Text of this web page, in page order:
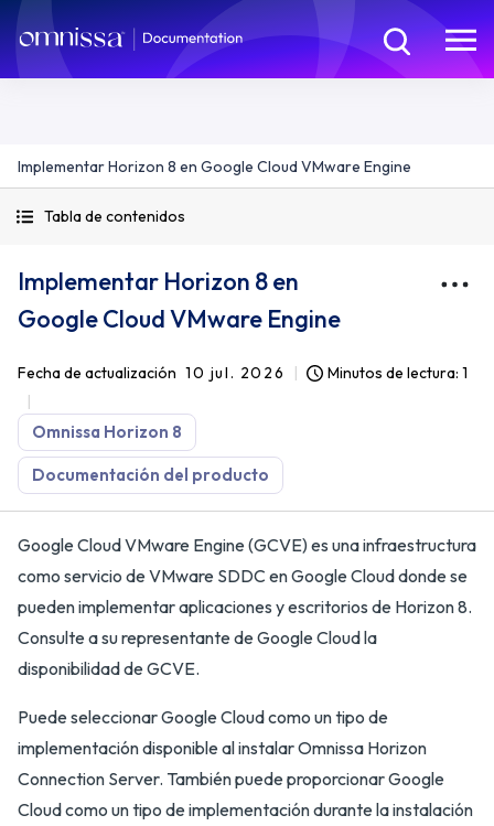
Implementar Horizon 8 en Google Cloud VMware Engine
Tabla de contenidos
Implementar Horizon 8 en
Google Cloud VMware Engine
Fecha de actualización 10 jul. 2026 Minutos de lectura: 1
Omnissa Horizon 8
Documentación del producto
Google Cloud VMware Engine (GCVE) es una infraestructura
como servicio de VMware SDDC en Google Cloud donde se
pueden implementar aplicaciones y escritorios de Horizon 8.
Consulte a su representante de Google Cloud la
disponibilidad de GCVE.
Puede seleccionar Google Cloud como un tipo de
implementación disponible al instalar Omnissa Horizon
Connection Server. También puede proporcionar Google
Cloud como un tipo de implementación durante la instalación